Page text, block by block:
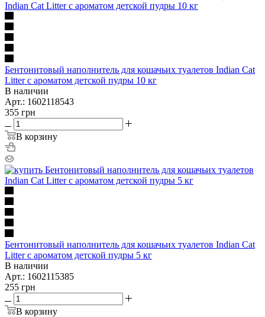
Бентонитовый наполнитель для кошачьих туалетов Indian Cat
Litter с ароматом детской пудры 10 кг
В наличии
Арт.: 1602118543
355 грн
В корзину
Бентонитовый наполнитель для кошачьих туалетов Indian Cat
Litter с ароматом детской пудры 5 кг
В наличии
Арт.: 1602115385
255 грн
В корзину